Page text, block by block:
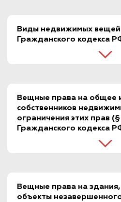
Виды недвижимых вещей
Гражданского кодекса
Вещные права на общее
собственников
ограничения этих прав (§
Гражданского кодекса
Вещные права на
объекты